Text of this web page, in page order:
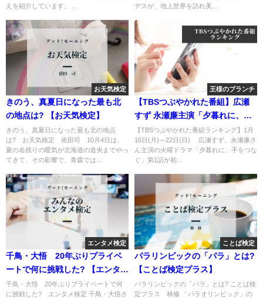
えを紹介しています。 ...
デスが、地上世界を訪れ美...
お天気検定
きのう、真夏日になった最も北
の地点は? 【お天気検定】
きのう、真夏日になった最も北の地点
は? お天気検定 依田司 10月4日は、
夏の名残りの暖気が北海道の道央までやっ
てきて、その影響で、青森では...
王様のブランチ
【TBSつぶやかれた番組】広瀬
すず 永瀬廉主演「夕暮れに、手
をつなぐ」
【TBSつぶやかれた番組ランキング】1月
16日(月)～22日(日) 広瀬すず、永瀬廉さ
ん主演の火曜ドラマ「夕暮れに、手をつな
ぐ」第1話が初...
エンタメ検定
千鳥・大悟 20年ぶりプライベ
ートで何に挑戦した? 【エンタメ
検定】
千鳥・大悟 20年ぶりプライベートで何
に挑戦した? エンタメ検定 千鳥・大悟さ
ことば検定
パラリンピックの「パラ」とは?
【ことば検定プラス】
パラリンピックの「パラ」とは? ことば検
定プラス 林修 「パラオリンピック」の